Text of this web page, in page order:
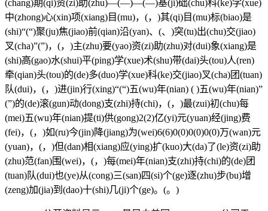
(chang)期(qi)资(zi)助(zhu)—(—)—(—)基(ji)础(chu)科(ke)学(xue)
中(zhong)心(xin)项(xiang)目(mu)，(，)其(qi)目(mu)标(biao)是
(shi)“(“)聚(ju)焦(jiao)前(qian)沿(yan)、(、)突(tu)出(chu)交(jiao)
叉(cha)”(”)，(，)主(zhu)要(yao)资(zi)助(zhu)对(dui)象(xiang)是
(shi)高(gao)水(shui)平(ping)学(xue)术(shu)带(dai)头(tou)人(ren)
牵(qian)头(tou)的(de)多(duo)学(xue)科(ke)交(jiao)叉(cha)团(tuan)
队(dui)，(，)进(jin)行(xing)“(“)五(wu)年(nian) ( )五(wu)年(nian)”
(”)的(de)滚(gun)动(dong)支(zhi)持(chi)，(，)最(zui)初(chu)每
(mei)五(wu)年(nian)提(ti)供(gong)2(2)亿(yi)元(yuan)经(jing)费
(fei)，(，)如(ru)今(jin)降(jiang)为(wei)6(6)0(0)0(0)0(0)万(wan)元
(yuan)，(，)但(dan)相(xiang)应(ying)扩(kuo)大(da)了(le)资(zi)助
(zhu)范(fan)围(wei)，(，)每(mei)年(nian)支(zhi)持(chi)的(de)团
(tuan)队(dui)也(ye)从(cong)三(san)四(si)个(ge)逐(zhu)步(bu)增
(zeng)加(jia)到(dao)十(shi)几(ji)个(ge)。(。)